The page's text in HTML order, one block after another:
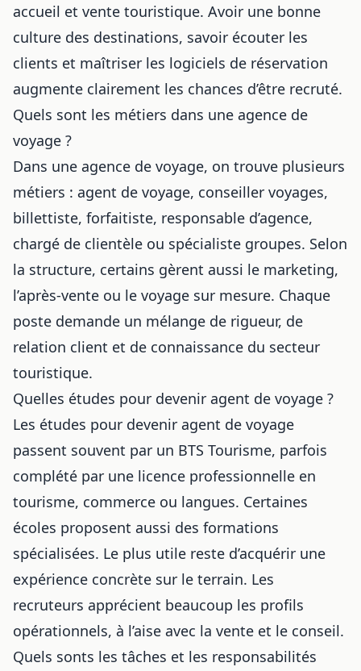
accueil et vente touristique. Avoir une bonne
culture des destinations, savoir écouter les
clients et maîtriser les logiciels de réservation
augmente clairement les chances d’être recruté.
Quels sont les métiers dans une agence de
voyage ?
Dans une agence de voyage, on trouve plusieurs
métiers : agent de voyage, conseiller voyages,
billettiste, forfaitiste, responsable d’agence,
chargé de clientèle ou spécialiste groupes. Selon
la structure, certains gèrent aussi le marketing,
l’après-vente ou le voyage sur mesure. Chaque
poste demande un mélange de rigueur, de
relation client et de connaissance du secteur
touristique.
Quelles études pour devenir agent de voyage ?
Les études pour devenir agent de voyage
passent souvent par un BTS Tourisme, parfois
complété par une licence professionnelle en
tourisme, commerce ou langues. Certaines
écoles proposent aussi des formations
spécialisées. Le plus utile reste d’acquérir une
expérience concrète sur le terrain. Les
recruteurs apprécient beaucoup les profils
opérationnels, à l’aise avec la vente et le conseil.
Quels sonts les tâches et les responsabilités